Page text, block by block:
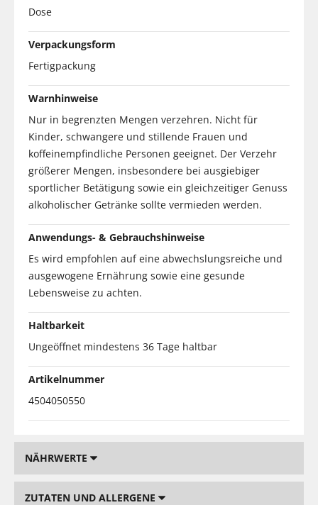
Dose
Verpackungsform
Fertigpackung
Warnhinweise
Nur in begrenzten Mengen verzehren. Nicht für
Kinder, schwangere und stillende Frauen und
koffeinempfindliche Personen geeignet. Der Verzehr
größerer Mengen, insbesondere bei ausgiebiger
sportlicher Betätigung sowie ein gleichzeitiger Genuss
alkoholischer Getränke sollte vermieden werden.
Anwendungs- & Gebrauchshinweise
Es wird empfohlen auf eine abwechslungsreiche und
ausgewogene Ernährung sowie eine gesunde
Lebensweise zu achten.
Haltbarkeit
Ungeöffnet mindestens 36 Tage haltbar
Artikelnummer
4504050550
NÄHRWERTE
ZUTATEN UND ALLERGENE